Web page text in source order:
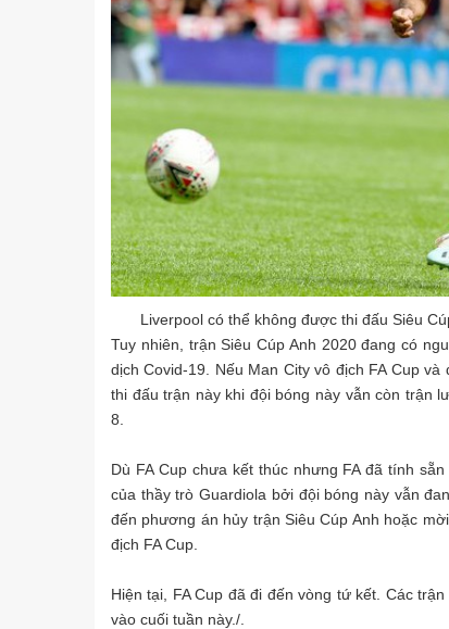
Liverpool có thể không được thi đấu Siêu
Tuy nhiên, trận Siêu Cúp Anh 2020 đang có
dịch Covid-19. Nếu Man City vô địch FA Cup
thi đấu trận này khi đội bóng này vẫn còn trận
8.
Dù FA Cup chưa kết thúc nhưng FA đã tính
của thầy trò Guardiola bởi đội bóng này vẫn
đến phương án hủy trận Siêu Cúp Anh hoặc
địch FA Cup.
Hiện tại, FA Cup đã đi đến vòng tứ kết. Các
vào cuối tuần này./.